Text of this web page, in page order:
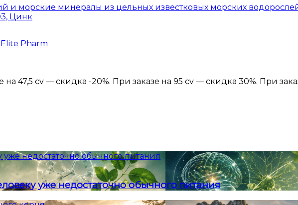
и морские минералы из цельных известковых морских
Цинк
Pharm
47,5 cv — скидка -20%. При заказе на 95 cv — скидка 30%. При
недостаточно обычного питания
уже недостаточно обычного питания